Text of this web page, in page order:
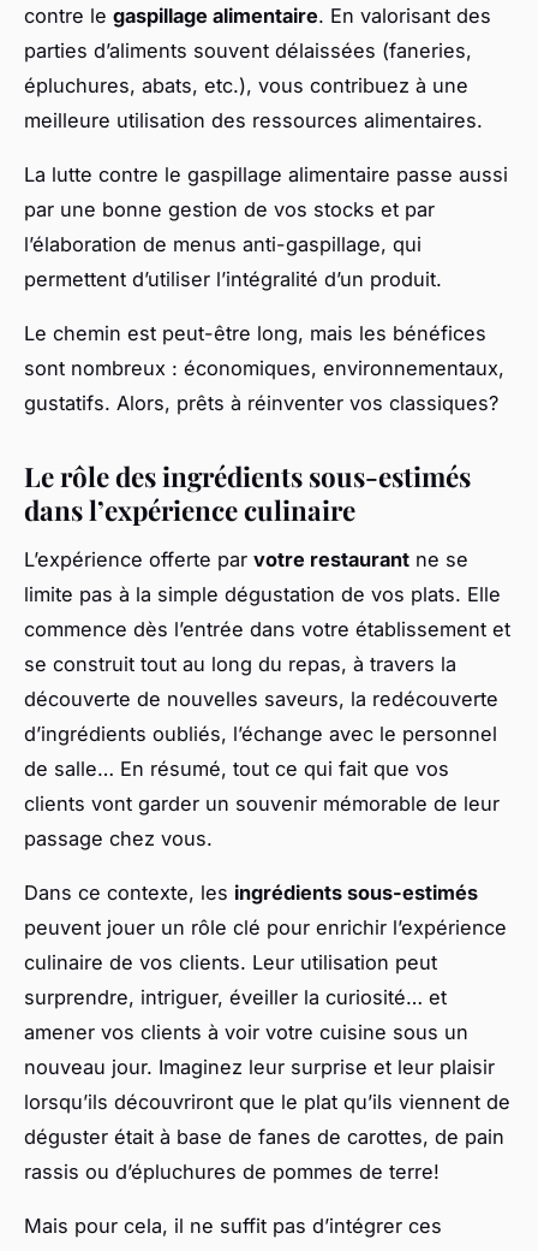
contre le gaspillage alimentaire. En valorisant des
parties d’aliments souvent délaissées (faneries,
épluchures, abats, etc.), vous contribuez à une
meilleure utilisation des ressources alimentaires.
La lutte contre le gaspillage alimentaire passe aussi
par une bonne gestion de vos stocks et par
l’élaboration de menus anti-gaspillage, qui
permettent d’utiliser l’intégralité d’un produit.
Le chemin est peut-être long, mais les bénéfices
sont nombreux : économiques, environnementaux,
gustatifs. Alors, prêts à réinventer vos classiques?
Le rôle des ingrédients sous-estimés
dans l’expérience culinaire
L’expérience offerte par votre restaurant ne se
limite pas à la simple dégustation de vos plats. Elle
commence dès l’entrée dans votre établissement et
se construit tout au long du repas, à travers la
découverte de nouvelles saveurs, la redécouverte
d’ingrédients oubliés, l’échange avec le personnel
de salle… En résumé, tout ce qui fait que vos
clients vont garder un souvenir mémorable de leur
passage chez vous.
Dans ce contexte, les ingrédients sous-estimés
peuvent jouer un rôle clé pour enrichir l’expérience
culinaire de vos clients. Leur utilisation peut
surprendre, intriguer, éveiller la curiosité… et
amener vos clients à voir votre cuisine sous un
nouveau jour. Imaginez leur surprise et leur plaisir
lorsqu’ils découvriront que le plat qu’ils viennent de
déguster était à base de fanes de carottes, de pain
rassis ou d’épluchures de pommes de terre!
Mais pour cela, il ne suffit pas d’intégrer ces